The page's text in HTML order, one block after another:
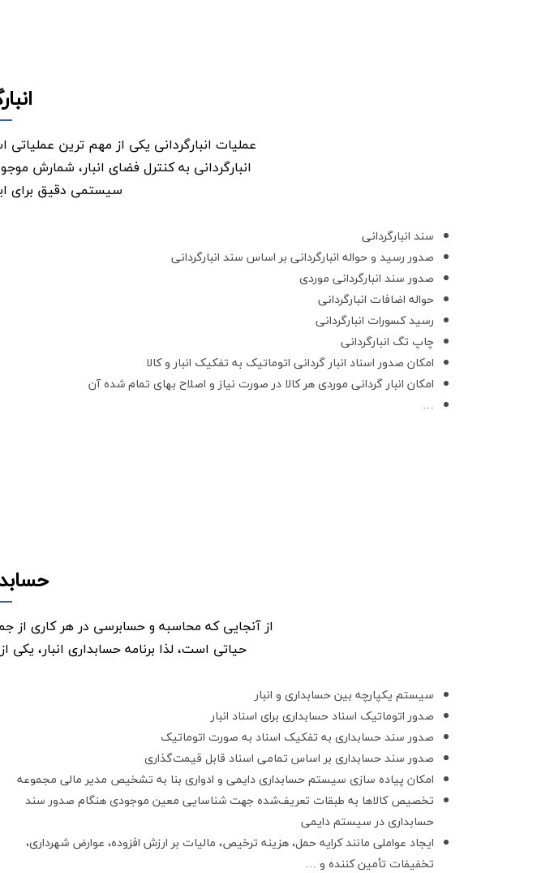
عملیات انبارگردانی یکی از مهم ترین
انبارگردانی به کنترل فضای انبار، شمارش
سیستمی دقیق برای
سند انبارگردانی
صدور رسید و حواله انبارگردانی بر اساس سند انبارگردانی
صدور سند انبارگردانی موردی
حواله اضافات انبارگردانی
رسید کسورات انبارگردانی
چاپ تگ انبارگردانی
امکان صدور اسناد انبار گردانی اتوماتیک به تفکیک انبار و کالا
امکان انبار گردانی موردی هر کالا در صورت نیاز و اصلاح بهای تمام شده آن
…
از آنجایی که محاسبه و حسابرسی در هر کاری از
حیاتی است، لذا برنامه حسابداری انبار،
سیستم یکپارچه بین حسابداری و انبار
صدور اتوماتیک اسناد حسابداری برای اسناد انبار
صدور سند حسابداری به تفکیک اسناد به صورت اتوماتیک
صدور سند حسابداری بر اساس تمامی اسناد قابل قیمت‌گذاری
امکان پیاده سازی سیستم حسابداری دایمی و ادواری بنا به تشخیص مدیر مالی مجموعه
تخصیص کالاها به طبقات تعریف‌شده جهت شناسایی معین موجودی هنگام صدور سند
حسابداری در سیستم دایمی
ایجاد عواملی مانند کرایه حمل، هزینه ترخیص، مالیات بر ارزش افزوده، عوارض شهرداری،
تخفیفات تأمین‌ کننده و …